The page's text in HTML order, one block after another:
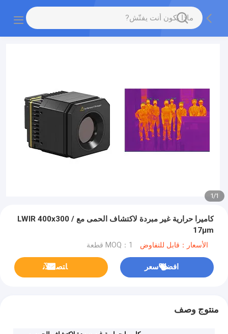
1
/
1
كاميرا حرارية غير مبردة لاكتشاف الحمى مع LWIR 400x300 /
17μm
الأسعار：قابل للتفاوض MOQ：1 قطعة
افضل سعر ﺎﺘﺼﻟ ﺍﻶﻧ
منتوج وصف